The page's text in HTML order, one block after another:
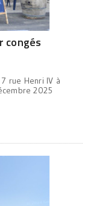
congés
rue Henri IV à
2025